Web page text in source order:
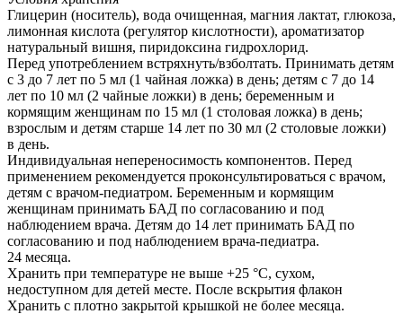
Глицерин (носитель), вода очищенная, магния лактат, глюкоза,
лимонная кислота (регулятор кислотности), ароматизатор
натуральный вишня, пиридоксина гидрохлорид.
Перед употреблением встряхнуть/взболтать. Принимать детям
с 3 до 7 лет по 5 мл (1 чайная ложка) в день; детям с 7 до 14
лет по 10 мл (2 чайные ложки) в день; беременным и
кормящим женщинам по 15 мл (1 столовая ложка) в день;
взрослым и детям старше 14 лет по 30 мл (2 столовые ложки)
в день.
Индивидуальная непереносимость компонентов. Перед
применением рекомендуется проконсультироваться с врачом,
детям с врачом-педиатром. Беременным и кормящим
женщинам принимать БАД по согласованию и под
наблюдением врача. Детям до 14 лет принимать БАД по
согласованию и под наблюдением врача-педиатра.
24 месяца.
Хранить при температуре не выше +25 °С, сухом,
недоступном для детей месте. После вскрытия флакон
Хранить с плотно закрытой крышкой не более месяца.